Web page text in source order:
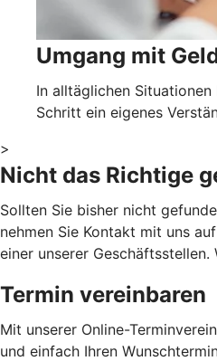
Umgang mit
In alltäglichen
Schritt ein eigenes
>
Nicht das Richtige
Sollten Sie bisher nicht
nehmen Sie Kontakt mit uns
einer unserer Geschäftsstellen.
Termin vereinbaren
Mit unserer Online-
und einfach Ihren